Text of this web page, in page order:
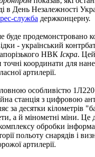
в День Незалежності
служба держконцерну.
буде продемонстровано
- український
НВК Іскра.
координати для
артилерії.
особливістю
станція з цифровою
за десятки кілометрів
а й мінометні міни. Це
обробки
польоту снарядів і
артилерії.